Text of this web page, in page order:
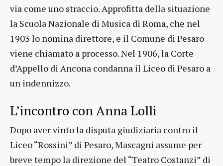
via come uno straccio. Approfitta della situazione
la Scuola Nazionale di Musica di Roma, che nel
1903 lo nomina direttore, e il Comune di Pesaro
viene chiamato a processo. Nel 1906, la Corte
d’Appello di Ancona condanna il Liceo di Pesaro a
un indennizzo.
L’incontro con Anna Lolli
Dopo aver vinto la disputa giudiziaria contro il
Liceo “Rossini” di Pesaro, Mascagni assume per
breve tempo la direzione del “Teatro Costanzi” di